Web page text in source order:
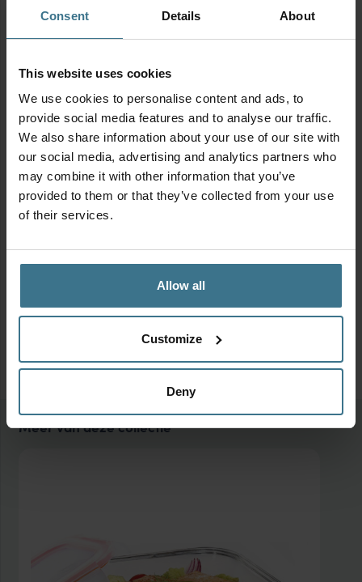
Consent Details About
This website uses cookies
We use cookies to personalise content and ads, to
provide social media features and to analyse our traffic.
We also share information about your use of our site with
our social media, advertising and analytics partners who
may combine it with other information that you’ve
provided to them or that they’ve collected from your use
of their services.
Allow all
Customize
Deny
MIX & MATCH | Alles voor in de oven
Vanaf:€14.85 Oorspronkelijke
€13.37Huidige
Meer van deze collectie